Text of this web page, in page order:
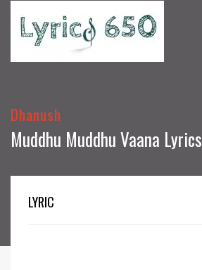
Dhanush
Muddhu Muddhu Vaana Lyrics
LYRIC